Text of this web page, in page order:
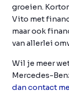
groeien.
Vito met
maar ook
van allerlei
Wil je meer
Mercedes-
dan contact